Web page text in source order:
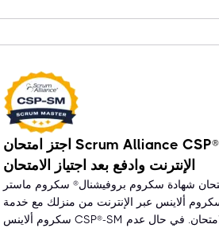
اجتز امتحان Scrum Alliance CSP®-SM عبر
الإنترنت وادفع بعد اجتياز الامتحان
شهادة سكروم بروفيشنال® سكروم ماستر
ألاينس عبر الإنترنت من منزلك مع خدمة
سكروم ألاينس CSP®-SM بروكسي للامتحان. في حال عدم